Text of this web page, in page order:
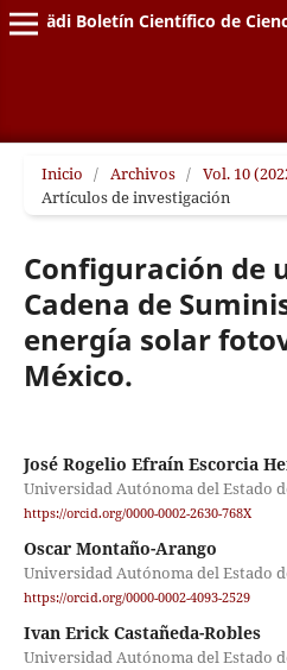
Pädi Boletín Científico de
Inicio / Archivos / Vol. 10
Artículos de investigación
Configuración de
Cadena de
energía solar
México.
José Rogelio Efraín Escorcia
Universidad Autónoma del Estado
https://orcid.org/0000-0002-2630-768X
Oscar Montaño-Arango
Universidad Autónoma del Estado
https://orcid.org/0000-0002-4093-2529
Ivan Erick Castañeda-Robles
Universidad Autónoma del Estado